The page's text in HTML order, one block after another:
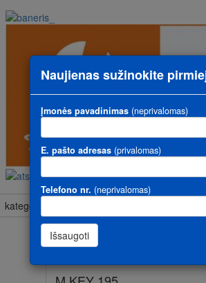
kategorija nesvarbi
Naujienas sužinokite
Įmonės pavadinimas (neprivalomas)
E. pašto adresas (privalomas)
Telefono nr. (neprivalomas)